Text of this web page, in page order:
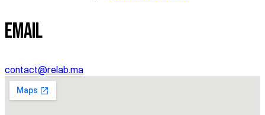
Email
contact@relab.ma